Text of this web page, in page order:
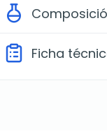
Ficha